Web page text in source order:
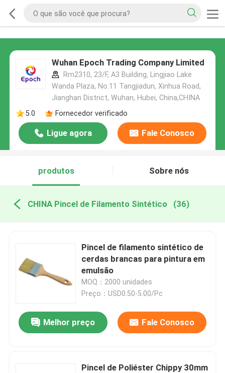
Wuhan Epoch Trading Company Limited
Rm2310, 23/F, A3 Building, Lingjiao Lake
Wanda Plaza, No.11 Tangjiadun, Xinhua Road,
Jianghan District, Wuhan, Hubei, China,CHINA
5.0
Fornecedor verificado
Ligue agora Fale Conosco
produtos Sobre nós
CHINA Pincel de Filamento Sintético (36)
Pincel de filamento sintético de
cerdas brancas para pintura em
emulsão
MOQ：2000 unidades
Preço：USD0.50-5.00/Pc
Melhor preço Fale Conosco
Pincel de Poliéster Chippy 30mm